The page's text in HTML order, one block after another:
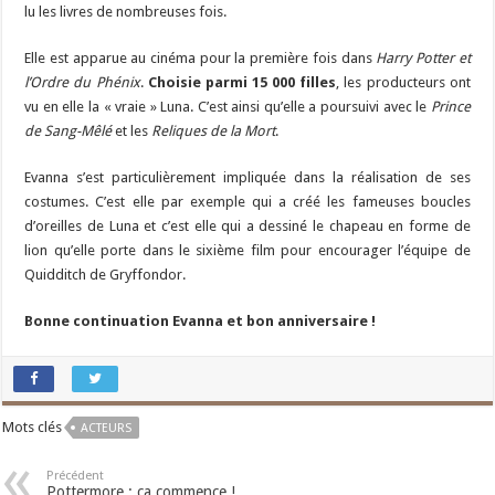
lu les livres de nombreuses fois.
Elle est apparue au cinéma pour la première fois dans Harry Potter et
l’Ordre du Phénix. Choisie parmi 15 000 filles, les producteurs ont
vu en elle la « vraie » Luna. C’est ainsi qu’elle a poursuivi avec le Prince
de Sang-Mêléet les Reliques de la Mort.
Evanna s’est particulièrement impliquée dans la réalisation de ses
costumes. C’est elle par exemple qui a créé les fameuses boucles
d’oreilles de Luna et c’est elle qui a dessiné le chapeau en forme de
lion qu’elle porte dans le sixième film pour encourager l’équipe de
Quidditch de Gryffondor.
Bonne continuation Evanna et bon anniversaire !
Mots clés ACTEURS
Précédent